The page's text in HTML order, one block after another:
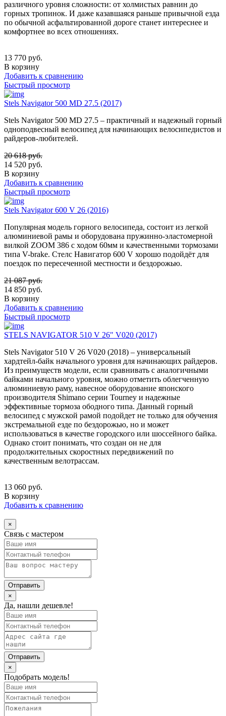
различного уровня сложности: от холмистых равнин до
горных тропинок. И даже казавшаяся раньше привычной езда
по обычной асфальтированной дороге станет интереснее и
комфортнее во всех отношениях.
13 770 руб.
В корзину
Добавить к сравнению
Быстрый просмотр
Stels Navigator 500 MD 27.5 (2017)
Stels Navigator 500 MD 27.5 – практичный и надежный горный
одноподвесный велосипед для начинающих велосипедистов и
райдеров-любителей.
20 618руб.
14 520 руб.
В корзину
Добавить к сравнению
Быстрый просмотр
Stels Navigator 600 V 26 (2016)
Популярная модель горного велосипеда, состоит из легкой
алюминиевой рамы и оборудована пружинно-эластомерной
вилкой ZOOM 386 с ходом 60мм и качественными тормозами
типа V-brake. Стелс Навигатор 600 V хорошо подойдёт для
поездок по пересеченной местности и бездорожью.
21 087руб.
14 850 руб.
В корзину
Добавить к сравнению
Быстрый просмотр
STELS NAVIGATOR 510 V 26" V020 (2017)
Stels Navigator 510 V 26 V020 (2018) – универсальный
хардтейл-байк начального уровня для начинающих райдеров.
Из преимуществ модели, если сравнивать с аналогичными
байками начального уровня, можно отметить облегченную
алюминиевую раму, навесное оборудование японского
производителя Shimano серии Tourney и надежные
эффективные тормоза ободного типа. Данный горный
велосипед с мужской рамой подойдет не только для обучения
экстремальной езде по бездорожью, но и может
использоваться в качестве городского или шоссейного байка.
Однако стоит понимать, что создан он не для
продолжительных скоростных передвижений по
качественным велотрассам.
13 060 руб.
В корзину
Добавить к сравнению
×
Связь с мастером
×
Да, нашли дешевле!
×
Подобрать модель!